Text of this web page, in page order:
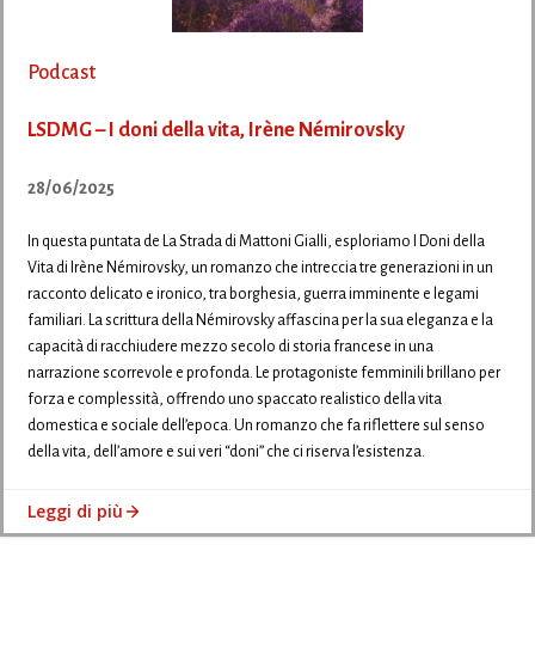
Podcast
LSDMG – I doni della vita, Irène Némirovsky
28/06/2025
In questa puntata de La Strada di Mattoni Gialli, esploriamo I Doni della
Vita di Irène Némirovsky, un romanzo che intreccia tre generazioni in un
racconto delicato e ironico, tra borghesia, guerra imminente e legami
familiari. La scrittura della Némirovsky affascina per la sua eleganza e la
capacità di racchiudere mezzo secolo di storia francese in una
narrazione scorrevole e profonda. Le protagoniste femminili brillano per
forza e complessità, offrendo uno spaccato realistico della vita
domestica e sociale dell’epoca. Un romanzo che fa riflettere sul senso
della vita, dell’amore e sui veri “doni” che ci riserva l’esistenza.
Leggi di più